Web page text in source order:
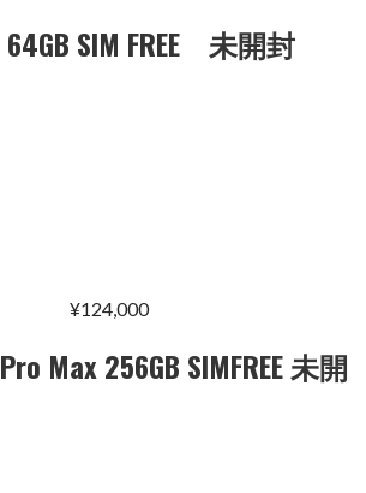
64GB SIM FREE 未開封
¥124,000
Max 256GB SIMFREE 未開